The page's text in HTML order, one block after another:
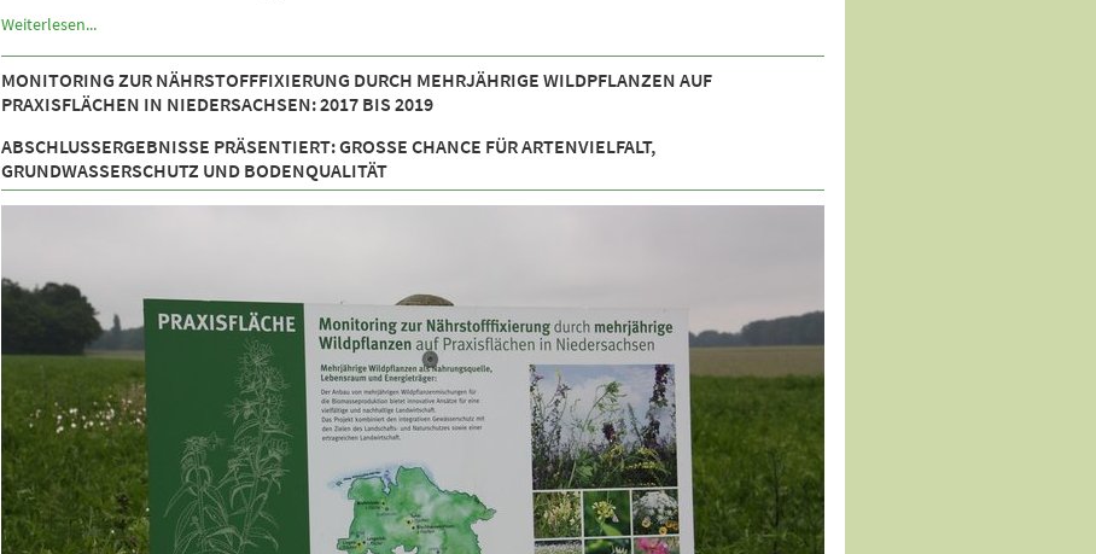
Weiterlesen...
MONITORING ZUR NÄHRSTOFFFIXIERUNG DURCH MEHRJÄHRIGE WILDPFLANZEN AUF
PRAXISFLÄCHEN IN NIEDERSACHSEN: 2017 BIS 2019
ABSCHLUSSERGEBNISSE PRÄSENTIERT: GROSSE CHANCE FÜR ARTENVIELFALT, G
RUNDWASSERSCHUTZ UND BODENQUALITÄT